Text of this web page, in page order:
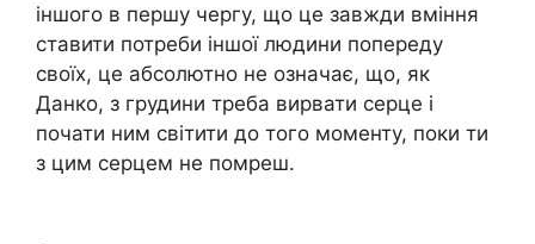
іншого в першу чергу, що це завжди вміння
ставити потреби іншої людини попереду
своїх, це абсолютно не означає, що, як
Данко, з грудини треба вирвати серце і
почати ним світити до того моменту, поки ти
з цим серцем не помреш.